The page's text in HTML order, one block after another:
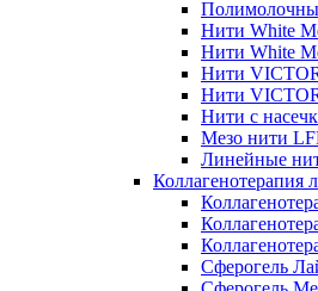
Нити White
Нити White
Нити
Нити
Нити с
Мезо нити
Линейные
Коллагенотерапия
Сферогель